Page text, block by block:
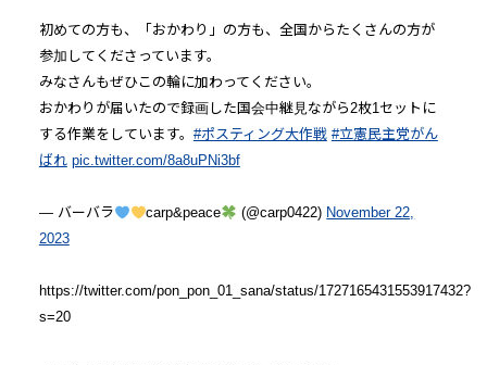
初めての方も、「おかわり」の方も、全国からたくさんの方が
参加してくださっています。
みなさんもぜひこの輪に加わってください。
おかわりが届いたので録画した国会中継見ながら2枚1セットに
する作業をしています。 #ポスティング大作戦 #立憲民主党がん
ばれ pic.twitter.com/8a8uPNi3bf
— バーバラ carp&peace (@carp0422) November 22,
2023
https://twitter.com/pon_pon_01_sana/status/1727165431553917432?
s=20